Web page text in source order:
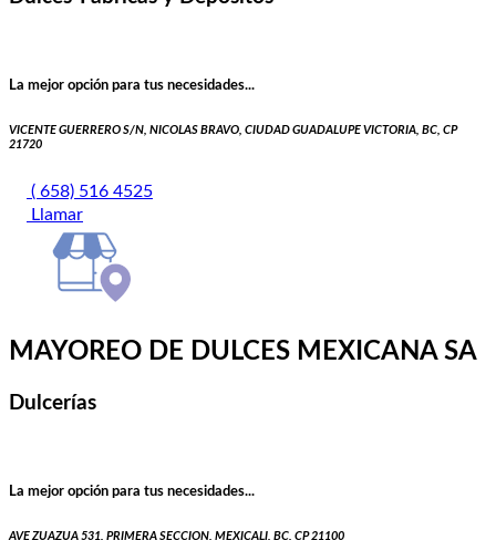
La mejor opción para tus necesidades...
VICENTE GUERRERO S/N, NICOLAS BRAVO, CIUDAD GUADALUPE VICTORIA, BC, CP
21720
( 658) 516 4525
Llamar
MAYOREO DE DULCES MEXICANA SA
Dulcerías
La mejor opción para tus necesidades...
AVE ZUAZUA 531, PRIMERA SECCION, MEXICALI, BC, CP 21100